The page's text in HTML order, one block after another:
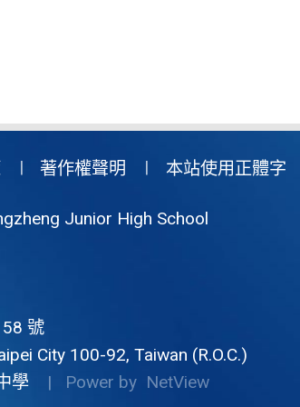
著作權聲明 本站使用正體字
Junior High School
號
City 100-92, Taiwan (R.O.C.)
學 | Power by NetView